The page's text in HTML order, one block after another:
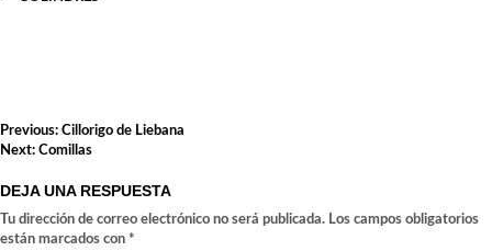
NAVEGACIÓN
DE
Previous: Cillorigo de Liebana
Next: Comillas
DEJA UNA RESPUESTA
Tu dirección de correo electrónico no será publicada. Los campos obligatorios
están marcados con *